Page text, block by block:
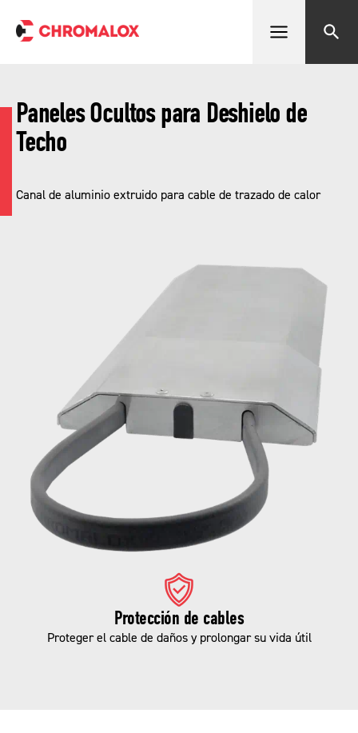
Abrir menúBuscar
Paneles Ocultos para Deshielo de
Techo
Canal de aluminio extruido para cable de trazado de calor
Protección de cables
Proteger el cable de daños y prolongar su vida útil